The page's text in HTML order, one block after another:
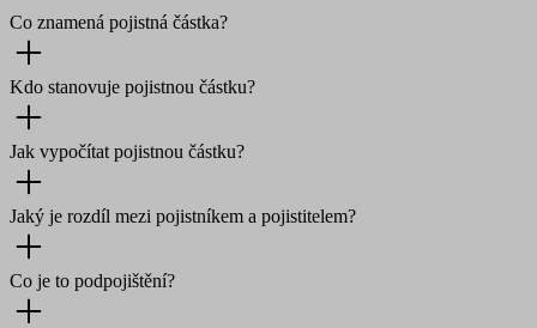
Co znamená pojistná částka?
Kdo stanovuje pojistnou částku?
Jak vypočítat pojistnou částku?
Jaký je rozdíl mezi pojistníkem a pojistitelem?
Co je to podpojištění?